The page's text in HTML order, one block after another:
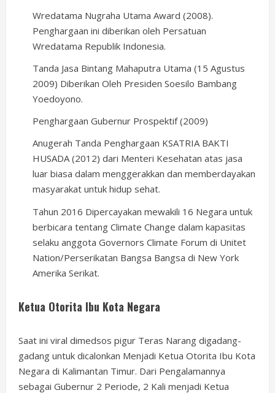
Wredatama Nugraha Utama Award (2008).
Penghargaan ini diberikan oleh Persatuan
Wredatama Republik Indonesia.
Tanda Jasa Bintang Mahaputra Utama (15 Agustus
2009) Diberikan Oleh Presiden Soesilo Bambang
Yoedoyono.
Penghargaan Gubernur Prospektif (2009)
Anugerah Tanda Penghargaan KSATRIA BAKTI
HUSADA (2012) dari Menteri Kesehatan atas jasa
luar biasa dalam menggerakkan dan memberdayakan
masyarakat untuk hidup sehat.
Tahun 2016 Dipercayakan mewakili 16 Negara untuk
berbicara tentang Climate Change dalam kapasitas
selaku anggota Governors Climate Forum di Unitet
Nation/Perserikatan Bangsa Bangsa di New York
Amerika Serikat.
Ketua Otorita Ibu Kota Negara
Saat ini viral dimedsos pigur Teras Narang digadang-
gadang untuk dicalonkan Menjadi Ketua Otorita Ibu Kota
Negara di Kalimantan Timur. Dari Pengalamannya
sebagai Gubernur 2 Periode, 2 Kali menjadi Ketua